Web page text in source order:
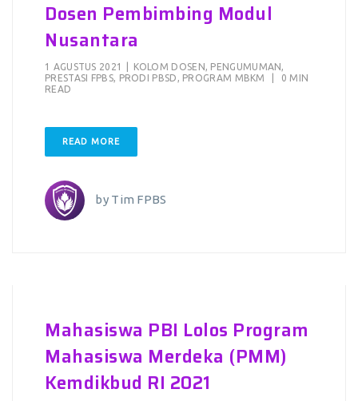
Dosen Pembimbing Modul
Nusantara
1 AGUSTUS 2021 KOLOM DOSEN PENGUMUMAN
PRESTASI FPBS, PRODI PBSD PROGRAM MBKM
0 MIN
READ
READ MORE
by Tim FPBS
Mahasiswa PBI Lolos Program
Mahasiswa Merdeka (PMM)
Kemdikbud RI 2021